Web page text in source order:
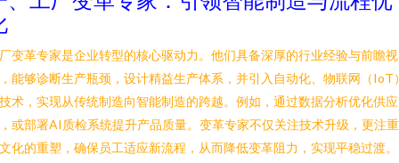
变革专家是企业转型的核心驱动力。他们具备深厚的行业经验与前瞻视
能够诊断生产瓶颈，设计精益生产体系，并引入自动化、物联网（IoT
术，实现从传统制造向智能制造的跨越。例如，通过数据分析优化供应
或部署AI质检系统提升产品质量。变革专家不仅关注技术升级，更注
化的重塑，确保员工适应新流程，从而降低变革阻力，实现平稳过渡。